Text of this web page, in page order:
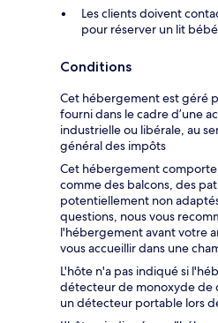
Les clients doivent
pour réserver un lit bébé
Conditions
Cet hébergement est géré
fourni dans le cadre d’une
industrielle ou libérale, au
général des impôts
Cet hébergement
comme des balcons, des
potentiellement non
questions, nous vous
l'hébergement avant votre
vous accueillir dans une
L'hôte n'a pas indiqué si
détecteur de monoxyde de
un détecteur portable lors